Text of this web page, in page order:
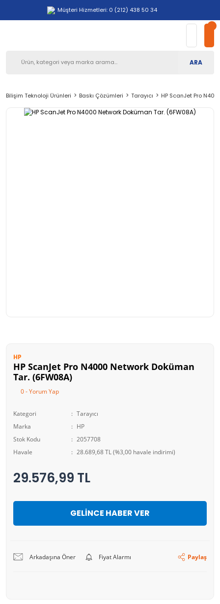
Müşteri Hizmetleri: 0 (212) 438 50 34
ARA
Bilişim Teknoloji Ürünleri Baskı Çözümleri Tarayıcı HP ScanJet Pro
HP
HP ScanJet Pro N4000 Network Doküman
Tar. (6FW08A)
0 - Yorum Yap
Kategori
Tarayıcı
Marka
HP
Stok Kodu
2057708
Havale
28.689,68 TL (%3,00 havale indirimi)
29.576,99 TL
GELİNCE HABER VER
Arkadaşına Öner Fiyat Alarmı Paylaş